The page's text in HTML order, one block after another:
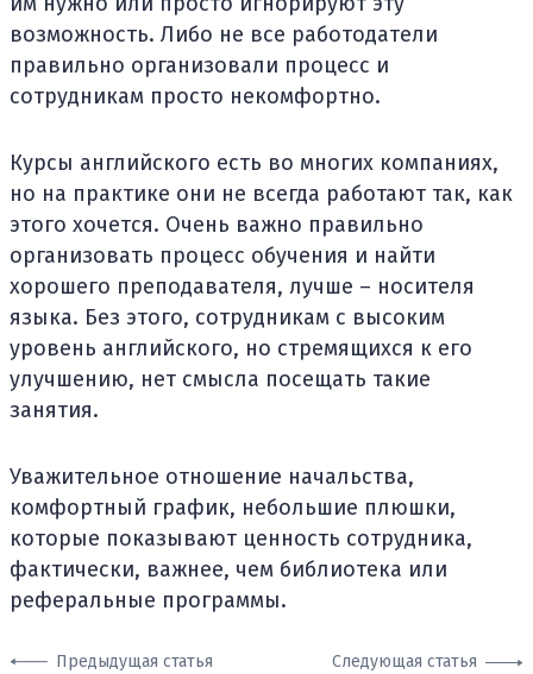
возможность. Либо не все работодатели
правильно организовали процесс и
сотрудникам просто некомфортно.
Курсы английского есть во многих компаниях,
но на практике они не всегда работают так, как
этого хочется. Очень важно правильно
организовать процесс обучения и найти
хорошего преподавателя, лучше – носителя
языка. Без этого, сотрудникам с высоким
уровень английского, но стремящихся к его
улучшению, нет смысла посещать такие
занятия.
Уважительное отношение начальства,
комфортный график, небольшие плюшки,
которые показывают ценность сотрудника,
фактически, важнее, чем библиотека или
реферальные программы.
Предыдущая статья Следующая статья